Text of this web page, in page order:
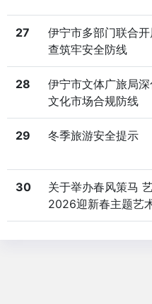
27
伊宁市多部门联合
查筑牢安全防线
28
伊宁市文体广旅局
文化市场合规防线
29 冬季旅游安全提示
30
关于举办春风策马
2026迎新春主题艺